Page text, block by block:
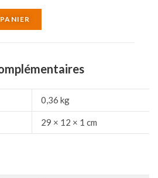
n
a
t
0,36 kg
29 × 12 × 1 cm